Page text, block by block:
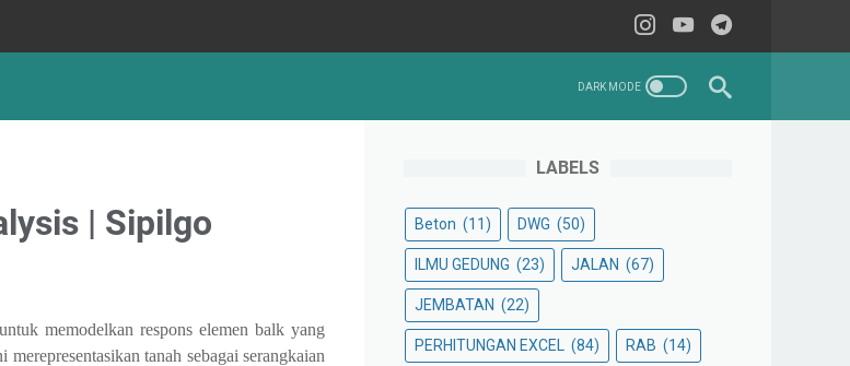
| Sipilgo
memodelkan respons elemen balk yang
tanah sebagai serangkaian
LABELS
Beton (11) DWG (50)
ILMU GEDUNG (23) JALAN (67)
JEMBATAN (22)
PERHITUNGAN EXCEL (84) RAB (14)